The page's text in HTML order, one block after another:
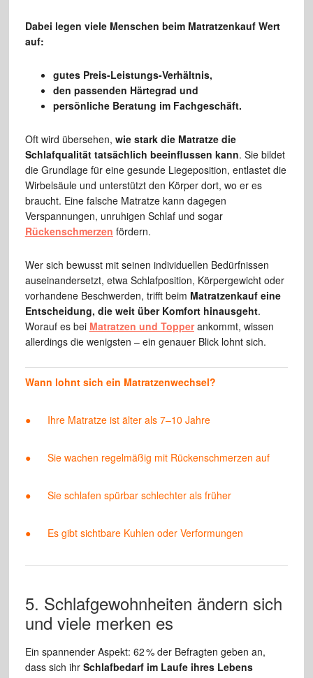
Dabei legen viele Menschen beim Matratzenkauf Wert
auf:
gutes Preis-Leistungs-Verhältnis,
den passenden Härtegrad und
persönliche Beratung im Fachgeschäft.
Oft wird übersehen, wie stark die Matratze die
Schlafqualität tatsächlich beeinflussen kann. Sie bildet
die Grundlage für eine gesunde Liegeposition, entlastet die
Wirbelsäule und unterstützt den Körper dort, wo er es
braucht. Eine falsche Matratze kann dagegen
Verspannungen, unruhigen Schlaf und sogar
Rückenschmerzen fördern.
Wer sich bewusst mit seinen individuellen Bedürfnissen
auseinandersetzt, etwa Schlafposition, Körpergewicht oder
vorhandene Beschwerden, trifft beim Matratzenkauf eine
Entscheidung, die weit über Komfort hinausgeht.
Worauf es bei Matratzen und Topperankommt, wissen
allerdings die wenigsten – ein genauer Blick lohnt sich.
Wann lohnt sich ein Matratzenwechsel?
● Ihre Matratze ist älter als 7–10 Jahre
● Sie wachen regelmäßig mit Rückenschmerzen auf
● Sie schlafen spürbar schlechter als früher
● Es gibt sichtbare Kuhlen oder Verformungen
5. Schlafgewohnheiten ändern sich
und viele merken es
Ein spannender Aspekt: 62 % der Befragten geben an,
dass sich ihr Schlafbedarf im Laufe ihres Lebens